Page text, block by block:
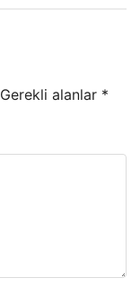
Gerekli alanlar *